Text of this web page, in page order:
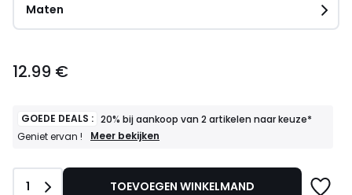
Maten
€.
12.99 €
GOEDE DEALS : 20% bij aankoop van 2 artikelen naar keuze*
Geniet ervan !
GOEDE
Meer bekijken
Aantal
1 TOEVOEGEN WINKELMAND